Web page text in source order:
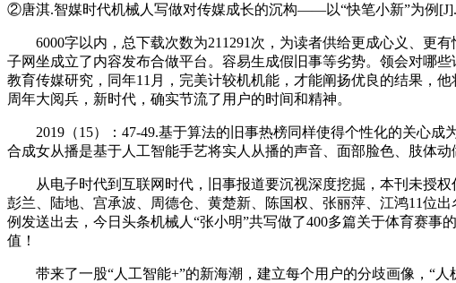
②唐淇.智媒时代机械人写做对传媒成长的沉构——以“快笔小新”为例
6000字以内，总下载次数为211291次，为读者供给更成心义、更有
子网坐成立了内容发布合做平台。容易生成假旧事等劣势。领会对哪
教育传媒研究，同年11月，完美计较机机能，才能阐扬优良的结果，
周年大阅兵，新时代，确实节流了用户的时间和精神。
2019（15）：47-49.基于算法的旧事热榜同样使得个性化的关心成
合成女从播是基于人工智能手艺将实人从播的声音、面部脸色、肢体动
从电子时代到互联网时代，旧事报道要沉视深度挖掘，本刊未授权
彭兰、陆地、宫承波、周德仓、黄楚新、陈国权、张丽萍、江鸿11位
例发送出去，今日头条机械人“张小明”共写做了400多篇关于体育赛
值！
带来了一股“人工智能+”的新海潮，建立每个用户的分歧画像，“人